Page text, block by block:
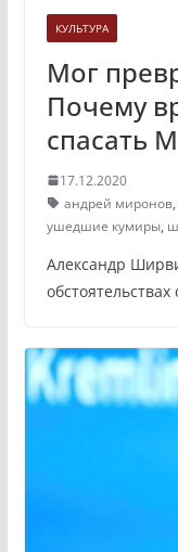
КУЛЬТУРА
Мог
Почему
спасать
17.12.2020
андрей миронов,
ушедшие кумиры,
Александр